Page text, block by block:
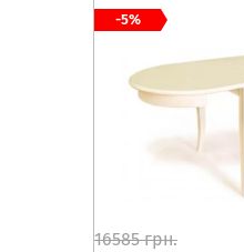
16585 грн.
-5%